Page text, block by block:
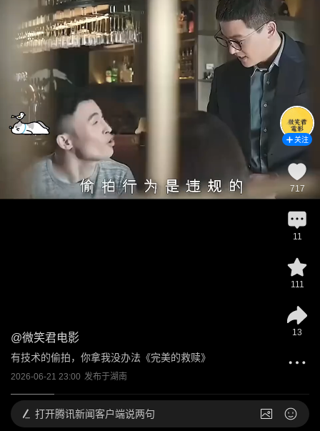
@微笑君电影
有技术的偷拍，你拿我没办法《完美的救赎》
2026-06-21 23:00 发布于湖南
关注
717
11
111
13
打开腾讯新闻客户端说两句